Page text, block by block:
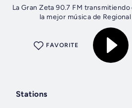
La Gran Zeta 90.7 FM
la mejor música de
FAVORITE
Stations